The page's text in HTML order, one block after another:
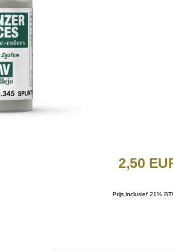
2,50
Prijs inclusief 21%